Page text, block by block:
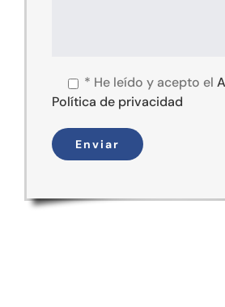
* He leído y acepto el
Política de privacidad